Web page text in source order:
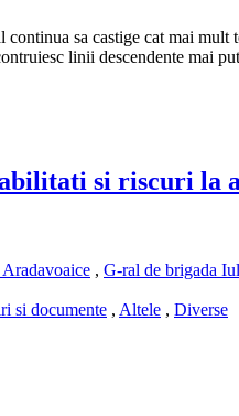
sa castige cat mai
linii descendente mai
si riscuri la
, G-ral de brigada
si documente , Altele , Diverse